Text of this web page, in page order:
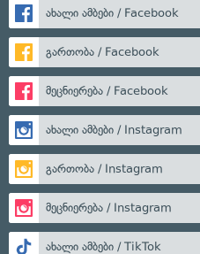
ახალი ამბები / Facebook
გართობა / Facebook
მეცნიერება / Facebook
ახალი ამბები / Instagram
გართობა / Instagram
მეცნიერება / Instagram
ახალი ამბები / TikTok